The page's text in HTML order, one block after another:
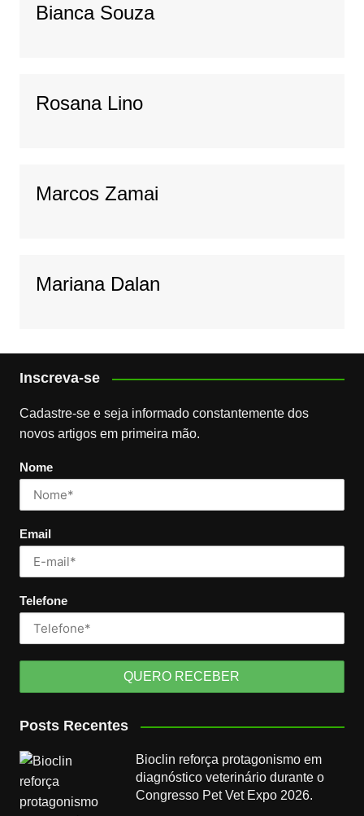
Bianca Souza
Rosana Lino
Marcos Zamai
Mariana Dalan
Inscreva-se
Cadastre-se e seja informado constantemente dos
novos artigos em primeira mão.
Nome
Email
Telefone
Posts Recentes
Bioclin reforça protagonismo em
diagnóstico veterinário durante o
Congresso Pet Vet Expo 2026.